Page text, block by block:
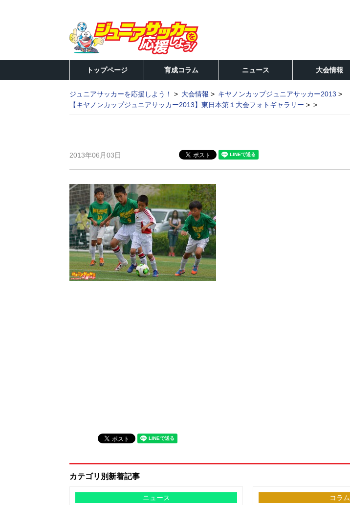
トップページ 育成コラム ニュース 大会情報
ジュニアサッカーを応援しよう！ 大会情報
キヤノンカップジュニアサッカー2013
【キヤノンカップジュニアサッカー2013】東日本第１大会フォトギャラリー
2013年06月03日
カテゴリ別新着記事
ニュース コラム